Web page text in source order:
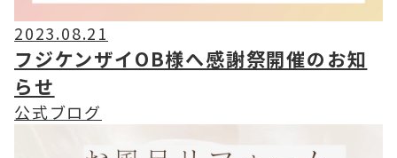
2023.08.21
フジケンザイOB様へ感謝祭開催のお知
らせ
公式ブログ